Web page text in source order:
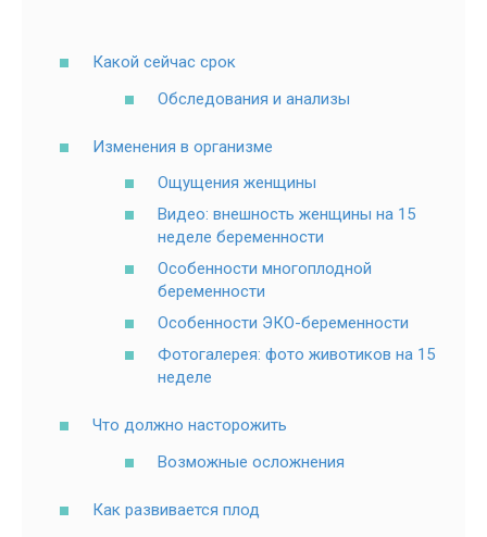
Какой сейчас срок
Обследования и анализы
Изменения в организме
Ощущения женщины
Видео: внешность женщины на 15
неделе беременности
Особенности многоплодной
беременности
Особенности ЭКО-беременности
Фотогалерея: фото животиков на 15
неделе
Что должно насторожить
Возможные осложнения
Как развивается плод